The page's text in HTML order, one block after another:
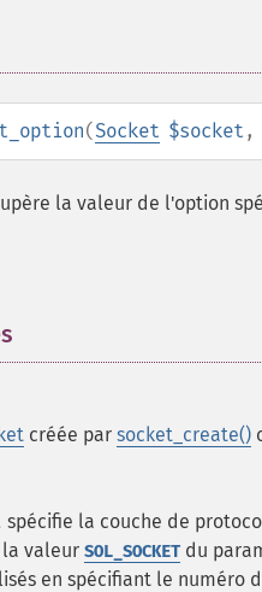
(Socket $socket ,
la valeur de l'option
créée par socket_create()
spécifie la couche de
valeur SOL_SOCKET du
en spécifiant le numéro